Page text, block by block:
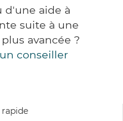
d'une aide à
suite à une
avancée ?
conseiller